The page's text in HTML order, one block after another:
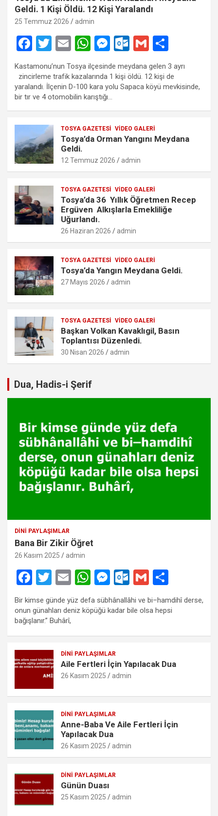
Geldi. 1 Kişi Öldü. 12 Kişi Yaralandı
25 Temmuz 2026 admin
F
ce
b
o
o
k
T
wi
tt
er
E
ail
W
at
s
A
p
M
es
se
n
g
er
O
ut
lo
o
o
G
m
ail
h
ar
e
Kastamonu’nun Tosya ilçesinde meydana gelen 3 ayrı
zincirleme trafik kazalarında 1 kişi öldü. 12 kişi de
yaralandı. İlçenin D-100 kara yolu Sapaca köyü mevkisinde,
bir tır ve 4 otomobilin karıştığı…
TOSYA GAZETESI VIDEO GALERI
Tosya’da Orman Yangını Meydana
Geldi.
12 Temmuz 2026 admin
TOSYA GAZETESI VIDEO GALERI
Tosya’da 36 Yıllık Öğretmen Recep
Ergüven Alkışlarla Emekliliğe
Uğurlandı.
26 Haziran 2026 admin
TOSYA GAZETESI VIDEO GALERI
Tosya’da Yangın Meydana Geldi.
27 Mayıs 2026 admin
TOSYA GAZETESI VIDEO GALERI
Başkan Volkan Kavaklıgil, Basın
Toplantısı Düzenledi.
30 Nisan 2026 admin
Dua, Hadis-i Şerif
DINI PAYLAŞIMLAR
Bana Bir Zikir Öğret
26 Kasım 2025 admin
F
ce
b
o
o
k
T
wi
tt
er
E
m
ail
W
h
at
A
p
p
M
es
se
g
er
O
ut
lo
k.
o
G
m
ail
h
ar
Bir kimse günde yüz defa sübhânallâhi ve bi–hamdihî derse,
onun günahları deniz köpüğü kadar bile olsa hepsi
bağışlanır.” Buhârî,
DINI PAYLAŞIMLAR
Aile Fertleri İçin Yapılacak Dua
26 Kasım 2025 admin
DINI PAYLAŞIMLAR
Anne-Baba Ve Aile Fertleri İçin
Yapılacak Dua
26 Kasım 2025 admin
DINI PAYLAŞIMLAR
Günün Duası
25 Kasım 2025 admin